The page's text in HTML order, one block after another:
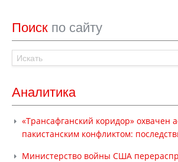
Поиск по сайту
Аналитика
«Трансафганский коридор» охвачен
пакистанским конфликтом:
Министерство войны США